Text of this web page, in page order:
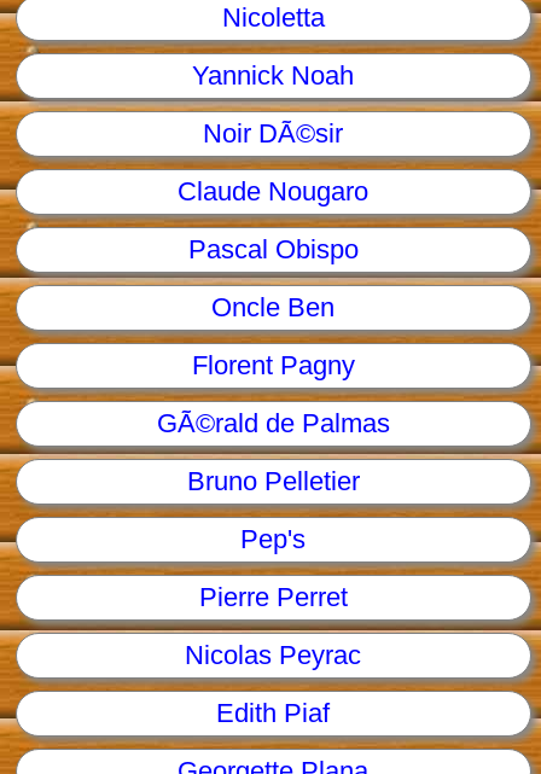
Nicoletta
Yannick Noah
Noir DÃ©sir
Claude Nougaro
Pascal Obispo
Oncle Ben
Florent Pagny
GÃ©rald de Palmas
Bruno Pelletier
Pep's
Pierre Perret
Nicolas Peyrac
Edith Piaf